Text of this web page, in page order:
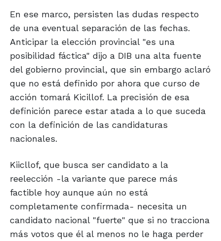
En ese marco, persisten las dudas respecto
de una eventual separación de las fechas.
Anticipar la elección provincial "es una
posibilidad fáctica" dijo a DIB una alta fuente
del gobierno provincial, que sin embargo aclaró
que no está definido por ahora que curso de
acción tomará Kicillof. La precisión de esa
definición parece estar atada a lo que suceda
con la definición de las candidaturas
nacionales.
Kiicllof, que busca ser candidato a la
reelección -la variante que parece más
factible hoy aunque aún no está
completamente confirmada- necesita un
candidato nacional "fuerte" que si no tracciona
más votos que él al menos no le haga perder